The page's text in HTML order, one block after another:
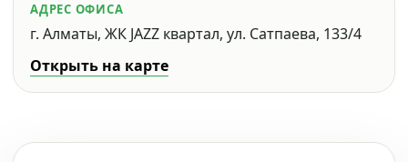
АДРЕС ОФИСА
г. Алматы, ЖК JAZZ квартал, ул. Сатпаева, 133/4
Открыть на карте